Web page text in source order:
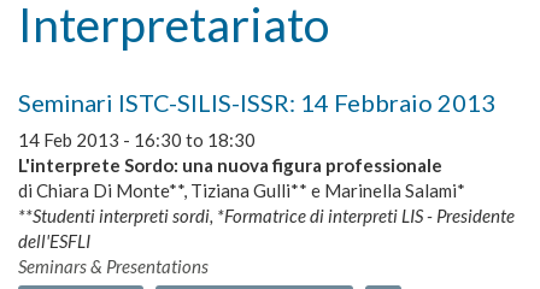
Interpretariato
Seminari ISTC-SILIS-ISSR: 14 Febbraio 2013
14 Feb 2013 - 16:30 to 18:30
L'interprete Sordo: una nuova figura professionale
di Chiara Di Monte**, Tiziana Gulli** e Marinella Salami*
**Studenti interpreti sordi, *Formatrice di interpreti LIS - Presidente
dell'ESFLI
Seminars & Presentations